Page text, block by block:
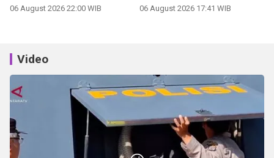
06 August 2026 22:00 WIB 06 August 2026 17:41 WIB
Video